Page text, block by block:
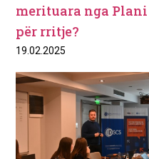
merituara nga Plani
për rritje?
19.02.2025